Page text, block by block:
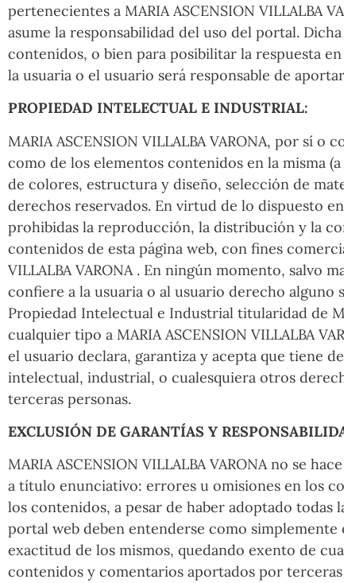
pertenecientes a MARIA ASCENSION VILLALBA
asume la responsabilidad del uso del portal.
contenidos, o bien para posibilitar la respuesta
la usuaria o el usuario será responsable de
PROPIEDAD INTELECTUAL E INDUSTRIAL:
MARIA ASCENSION VILLALBA VARONA, por sí
como de los elementos contenidos en la misma
de colores, estructura y diseño, selección de
derechos reservados. En virtud de lo dispuesto
prohibidas la reproducción, la distribución y la
contenidos de esta página web, con fines
VILLALBA VARONA . En ningún momento,
confiere a la usuaria o al usuario derecho
Propiedad Intelectual e Industrial titularidad de
cualquier tipo a MARIA ASCENSION VILLALBA
el usuario declara, garantiza y acepta que tiene
intelectual, industrial, o cualesquiera otros
terceras personas.
EXCLUSIÓN DE GARANTÍAS Y
MARIA ASCENSION VILLALBA VARONA no se
a título enunciativo: errores u omisiones en los
los contenidos, a pesar de haber adoptado todas
portal web deben entenderse como simplemente
exactitud de los mismos, quedando exento de
contenidos y comentarios aportados por terceras